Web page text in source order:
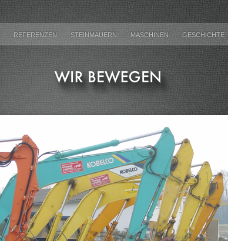
REFERENZEN STEINMAUERN MASCHINEN GESCHICHTE